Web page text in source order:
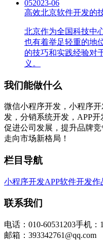
052023-06
高效北京软件开发的
北京作为全国科技中
也有着举足轻重的地
的技巧和实践经验对
义。
我们能做什么
微信小程序开发，小程序
发，分销系统开发，APP
促进公司发展，提升品牌
走向市场新格局！
栏目导航
小程序开发APP软件开发作
联系我们
电话：010-60531203手机：
邮箱：393342761@qq.com